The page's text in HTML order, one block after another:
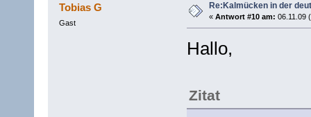
Tobias G
Gast
Re:Kalmücken in der
« Antwort #10 am: 06.11.09
Hallo,
Zitat